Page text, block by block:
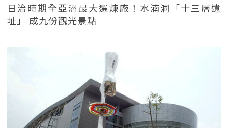
日治時期全亞洲最大選煉廠！水湳洞「十三層遺
址」 成九份觀光景點